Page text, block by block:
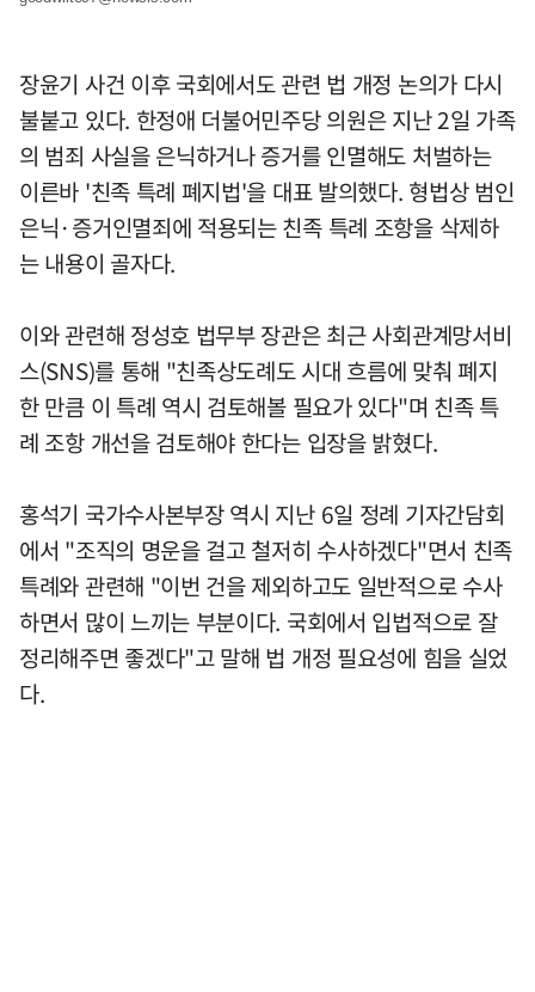
장윤기 사건 이후 국회에서도 관련 법 개정 논의가 다시
불붙고 있다. 한정애 더불어민주당 의원은 지난 2일 가족
의 범죄 사실을 은닉하거나 증거를 인멸해도 처벌하는
이른바 '친족 특례 폐지법'을 대표 발의했다. 형법상 범인
은닉·증거인멸죄에 적용되는 친족 특례 조항을 삭제하
는 내용이 골자다.
이와 관련해 정성호 법무부 장관은 최근 사회관계망서비
스(SNS)를 통해 "친족상도례도 시대 흐름에 맞춰 폐지
한 만큼 이 특례 역시 검토해볼 필요가 있다"며 친족 특
례 조항 개선을 검토해야 한다는 입장을 밝혔다.
홍석기 국가수사본부장 역시 지난 6일 정례 기자간담회
에서 "조직의 명운을 걸고 철저히 수사하겠다"면서 친족
특례와 관련해 "이번 건을 제외하고도 일반적으로 수사
하면서 많이 느끼는 부분이다. 국회에서 입법적으로 잘
정리해주면 좋겠다"고 말해 법 개정 필요성에 힘을 실었
다.